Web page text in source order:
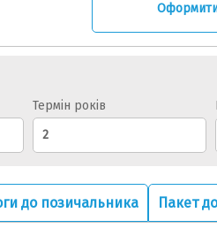
Термін років
до позичальника Пакет